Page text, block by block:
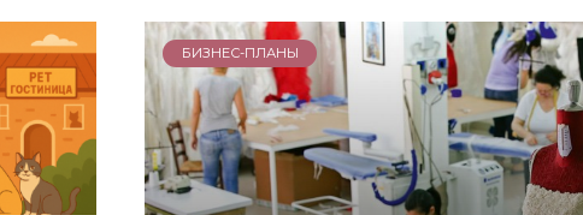
БИЗНЕС-ПЛАНЫ